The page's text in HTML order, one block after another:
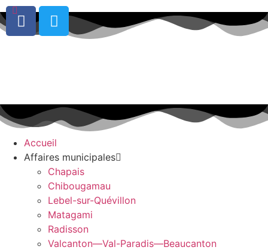
0
Accueil
Affaires municipales
Chapais
Chibougamau
Lebel-sur-Quévillon
Matagami
Radisson
Valcanton—Val-Paradis—Beaucanton